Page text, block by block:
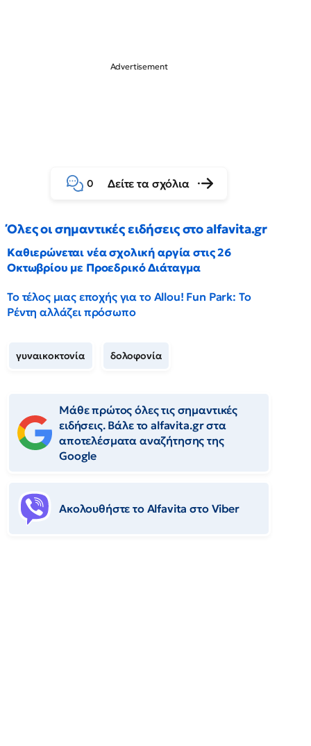
0 Δείτε τα σχόλια
Όλες οι σημαντικές ειδήσεις στο alfavita.gr
Καθιερώνεται νέα σχολική αργία στις 26
Οκτωβρίου με Προεδρικό Διάταγμα
Το τέλος μιας εποχής για το Allou! Fun Park: Το
Ρέντη αλλάζει πρόσωπο
γυναικοκτονία δολοφονία
Μάθε πρώτος όλες τις σημαντικές
ειδήσεις. Βάλε το alfavita.gr στα
αποτελέσματα αναζήτησης της
Google
Ακολουθήστε το Αlfavita στο Viber